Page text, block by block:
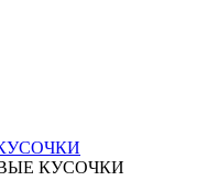
КУСОЧКИ